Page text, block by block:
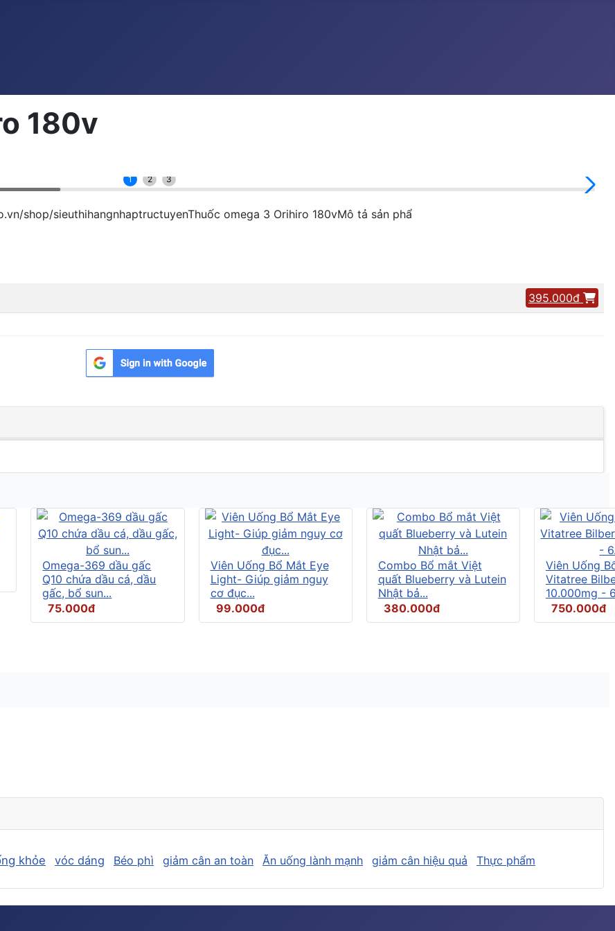
180v
1 2 3
shop/sieuthihangnhaptructuyenThuốc omega 3 Orihiro 180vMô tả sản phẩ
395.000đ
Omega-369 dầu gấc
Q10 chứa dầu cá, dầu
gấc, bổ sun...
75.000đ
Viên Uống Bổ Mắt Eye
Light- Giúp giảm nguy
cơ đục...
99.000đ
Combo Bổ mắt Việt
quất Blueberry và Lutein
Nhật bả...
380.000đ
Viên Uống
Vitatree
10.000mg -
750.000đ
khỏe vóc dáng Béo phì giảm cân an toàn Ăn uống lành mạnh giảm cân hiệu quả Thực phẩm